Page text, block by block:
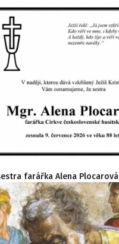
farářka Alena Plocarová